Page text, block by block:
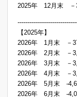
2025年 12月末 －
【2025年】
2026年 1月末 －
2026年 2月末 －
2026年 3月末 －
2026年 4月末 －
2026年 5月末 -
2026年 6月末 -